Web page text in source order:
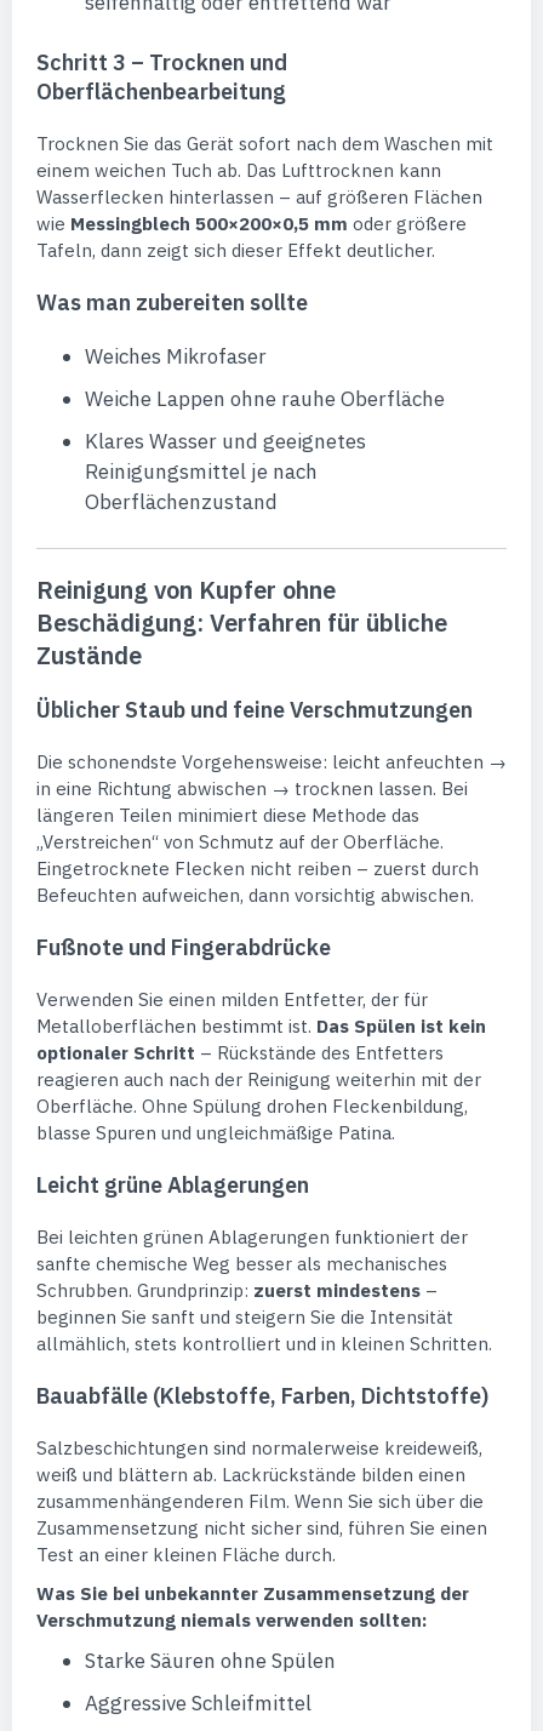
Schritt 3 – Trocknen und
Oberflächenbearbeitung
Trocknen Sie das Gerät sofort nach dem Waschen mit
einem weichen Tuch ab. Das Lufttrocknen kann
Wasserflecken hinterlassen – auf größeren Flächen
wie Messingblech 500×200×0,5 mm oder größere
Tafeln, dann zeigt sich dieser Effekt deutlicher.
Was man zubereiten sollte
Weiches Mikrofaser
Weiche Lappen ohne rauhe Oberfläche
Klares Wasser und geeignetes
Reinigungsmittel je nach
Oberflächenzustand
Reinigung von Kupfer ohne
Beschädigung: Verfahren für übliche
Zustände
Üblicher Staub und feine Verschmutzungen
Die schonendste Vorgehensweise: leicht anfeuchten →
in eine Richtung abwischen → trocknen lassen. Bei
längeren Teilen minimiert diese Methode das
„Verstreichen“ von Schmutz auf der Oberfläche.
Eingetrocknete Flecken nicht reiben – zuerst durch
Befeuchten aufweichen, dann vorsichtig abwischen.
Fußnote und Fingerabdrücke
Verwenden Sie einen milden Entfetter, der für
Metalloberflächen bestimmt ist. Das Spülen ist kein
optionaler Schritt – Rückstände des Entfetters
reagieren auch nach der Reinigung weiterhin mit der
Oberfläche. Ohne Spülung drohen Fleckenbildung,
blasse Spuren und ungleichmäßige Patina.
Leicht grüne Ablagerungen
Bei leichten grünen Ablagerungen funktioniert der
sanfte chemische Weg besser als mechanisches
Schrubben. Grundprinzip: zuerst mindestens –
beginnen Sie sanft und steigern Sie die Intensität
allmählich, stets kontrolliert und in kleinen Schritten.
Bauabfälle (Klebstoffe, Farben, Dichtstoffe)
Salzbeschichtungen sind normalerweise kreideweiß,
weiß und blättern ab. Lackrückstände bilden einen
zusammenhängenderen Film. Wenn Sie sich über die
Zusammensetzung nicht sicher sind, führen Sie einen
Test an einer kleinen Fläche durch.
Was Sie bei unbekannter Zusammensetzung der
Verschmutzung niemals verwenden sollten:
Starke Säuren ohne Spülen
Aggressive Schleifmittel